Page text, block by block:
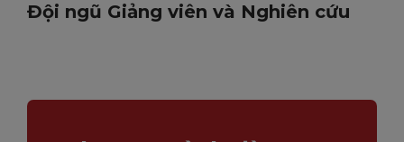
Đội ngũ Giảng viên và Nghiên cứu